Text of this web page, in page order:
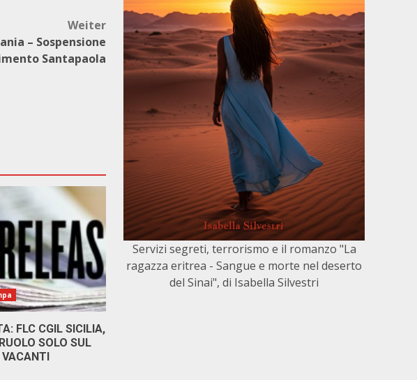
Weiter
– Sospensione
Santapaola
FLC CGIL SICILIA,
SOLO SUL
Servizi segreti, terrorismo e il romanzo "La
ragazza eritrea - Sangue e morte nel deserto
del Sinai", di Isabella Silvestri